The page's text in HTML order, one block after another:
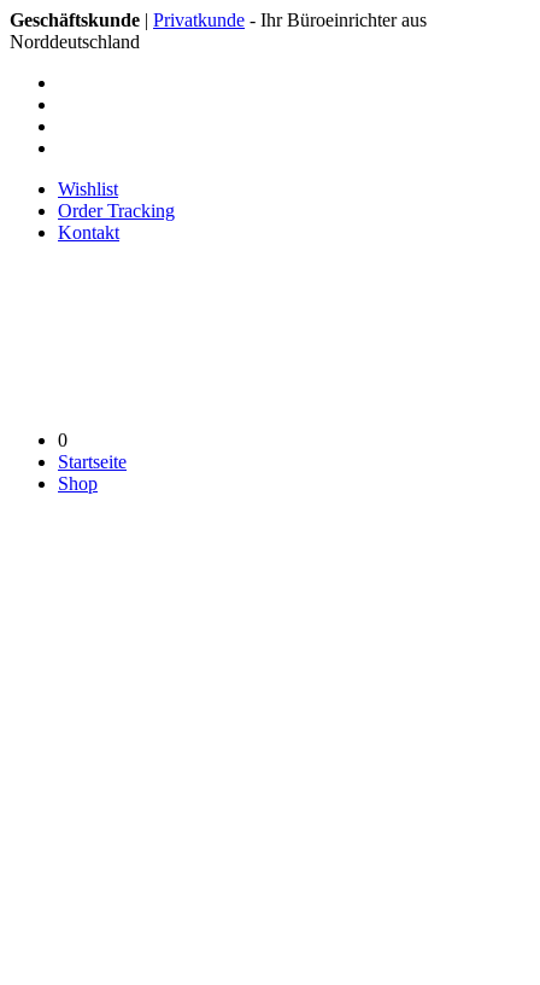
Geschäftskunde | Privatkunde - Ihr Büroeinrichter aus
Norddeutschland
Wishlist
Order Tracking
Kontakt
0
Startseite
Shop